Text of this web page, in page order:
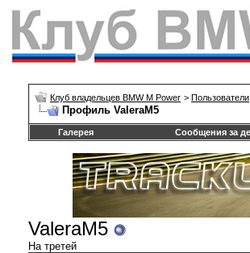
Клуб владельцев BMW M Power > Пользователи
Профиль ValeraM5
Галерея Сообщения за
ValeraM5
На третей